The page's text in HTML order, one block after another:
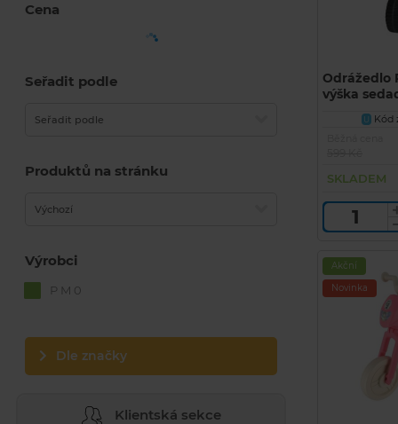
Odrážedlo
výška
barvy od
U
Kód
SKLADEM
Akční
Novinka
Cena
Seřadit podle
Seřadit podle
Produktů na stránku
Výchozí
Výrobci
P M 0
Dle značky
Klientská sekce